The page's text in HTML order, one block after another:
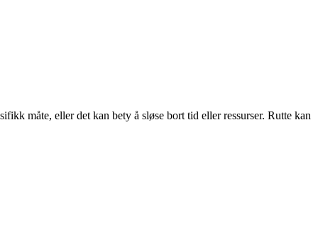
måte, eller det kan bety å sløse bort tid eller ressurser. Rutte kan